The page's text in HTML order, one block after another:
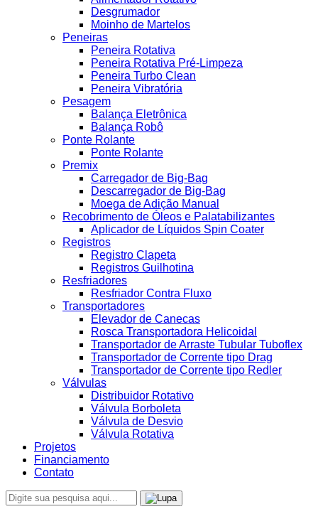
Desgrumador
Moinho de Martelos
Peneiras
Peneira Rotativa
Peneira Rotativa Pré-Limpeza
Peneira Turbo Clean
Peneira Vibratória
Pesagem
Balança Eletrônica
Balança Robô
Ponte Rolante
Ponte Rolante
Premix
Carregador de Big-Bag
Descarregador de Big-Bag
Moega de Adição Manual
Recobrimento de Óleos e Palatabilizantes
Aplicador de Líquidos Spin Coater
Registros
Registro Clapeta
Registros Guilhotina
Resfriadores
Resfriador Contra Fluxo
Transportadores
Elevador de Canecas
Rosca Transportadora Helicoidal
Transportador de Arraste Tubular Tuboflex
Transportador de Corrente tipo Drag
Transportador de Corrente tipo Redler
Válvulas
Distribuidor Rotativo
Válvula Borboleta
Válvula de Desvio
Válvula Rotativa
Projetos
Financiamento
Contato